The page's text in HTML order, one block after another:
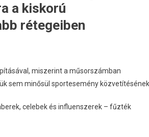
a kiskorú
rétegeiben
miszerint a műsorszámban
sem minősül sportesemény
celebek és influenszerek – fűzték